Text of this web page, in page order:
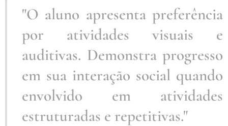
"O aluno apresenta preferência
por atividades visuais e
auditivas. Demonstra progresso
em sua interação social quando
envolvido em atividades
estruturadas e repetitivas."